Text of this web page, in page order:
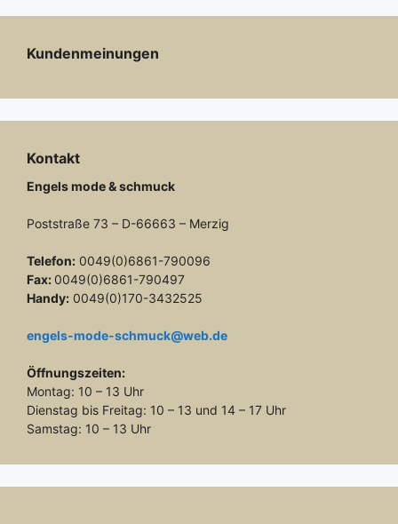
Kundenmeinungen
Kontakt
Engels mode & schmuck
Poststraße 73 – D-66663 – Merzig
Telefon: 0049(0)6861-790096
Fax: 0049(0)6861-790497
Handy: 0049(0)170-3432525
engels-mode-schmuck@web.de
Öffnungszeiten:
Montag: 10 – 13 Uhr
Dienstag bis Freitag: 10 – 13 und 14 – 17 Uhr
Samstag: 10 – 13 Uhr